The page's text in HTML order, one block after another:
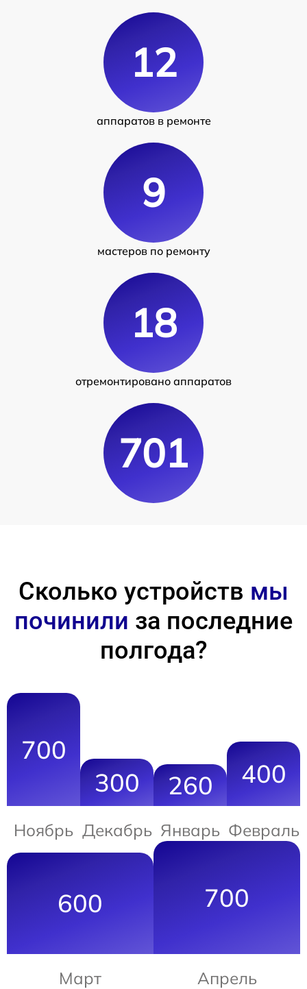
12
аппаратов в ремонте
9
мастеров по ремонту
18
отремонтировано аппаратов
701
Сколько устройств мы
починили за последние
полгода?
700
Ноябрь
300
Декабрь
260
Январь
400
Февраль
600
Март
700
Апрель